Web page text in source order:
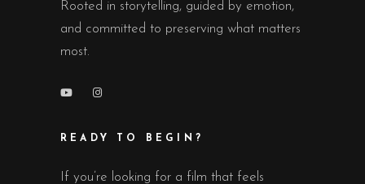
Rooted in storytelling, guided by emotion,
and committed to preserving what matters
most.
READY TO BEGIN?
If you’re looking for a film that feels